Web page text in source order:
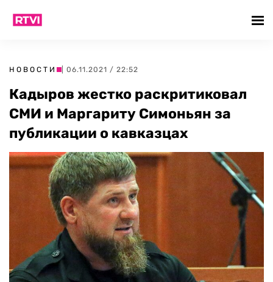
НОВОСТИ | 06.11.2021 / 22:52
Кадыров жестко раскритиковал
СМИ и Маргариту Симоньян за
публикации о кавказцах